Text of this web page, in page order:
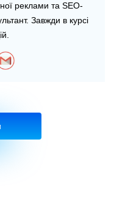
реклами та SEO-
Завжди в курсі